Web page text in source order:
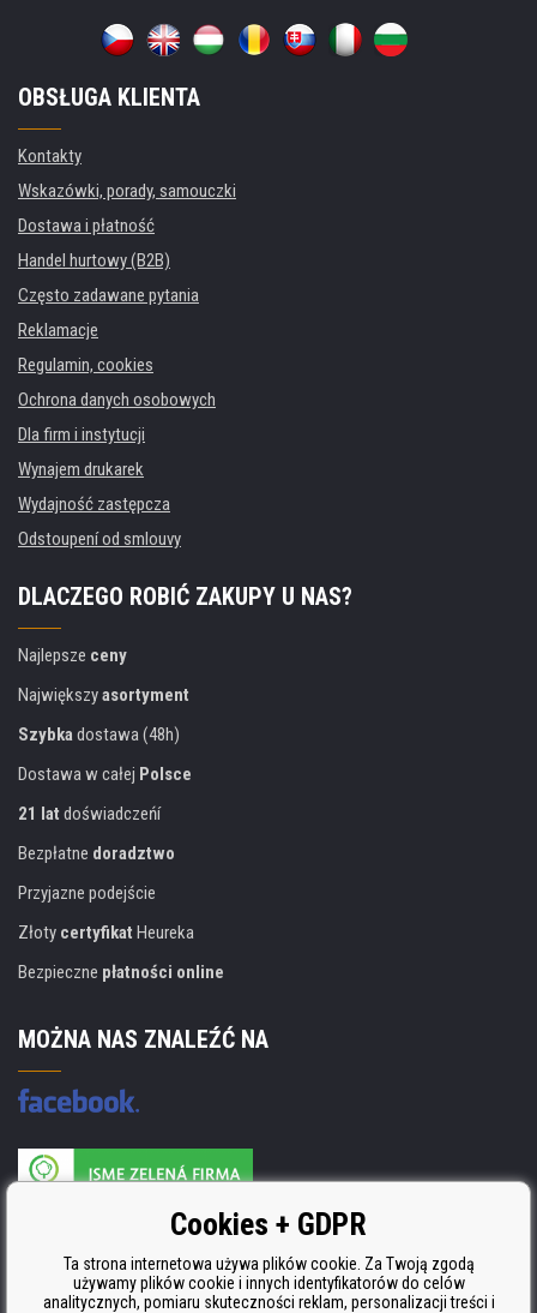
OBSŁUGA KLIENTA
Kontakty
Wskazówki, porady, samouczki
Dostawa i płatność
Handel hurtowy (B2B)
Często zadawane pytania
Reklamacje
Regulamin, cookies
Ochrona danych osobowych
Dla firm i instytucji
Wynajem drukarek
Wydajność zastępcza
Odstoupení od smlouvy
DLACZEGO ROBIĆ ZAKUPY U NAS?
Najlepsze ceny
Największyasortyment
Szybkadostawa (48h)
Dostawa w całej Polsce
21 lat doświadczeńí
Bezpłatne doradztwo
Przyjazne podejście
Złoty certyfikat Heureka
Bezpieczne płatności online
MOŻNA NAS ZNALEŹĆ NA
Producent wkładów posiada certyfikat
ISO 9001, ISO 14001 i STMC.Cookies + GDPR
Ta strona internetowa używa plików cookie. Za Twoją zgodą
używamy plików cookie i innych identyfikatorów do celów
analitycznych, pomiaru skuteczności reklam, personalizacji treści i